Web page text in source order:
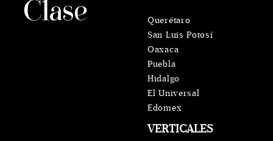
VERTICALES
Querétaro
San Luis Potosí
Oaxaca
Puebla
Hidalgo
El Universal
Edomex